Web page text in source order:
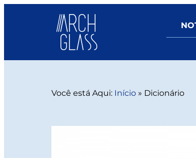
Você está Aqui: Início » Dicionário